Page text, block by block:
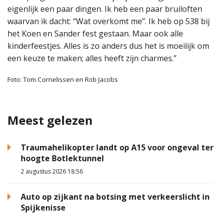
eigenlijk een paar dingen. Ik heb een paar bruiloften
waarvan ik dacht: ‘’Wat overkomt me’’. Ik heb op 538 bij
het Koen en Sander fest gestaan. Maar ook alle
kinderfeestjes. Alles is zo anders dus het is moeilijk om
een keuze te maken; alles heeft zijn charmes.’’
Foto: Tom Cornelissen en Rob Jacobs
Meest gelezen
Traumahelikopter landt op A15 voor ongeval ter
hoogte Botlektunnel
2 augustus 2026 18:56
Auto op zijkant na botsing met verkeerslicht in
Spijkenisse